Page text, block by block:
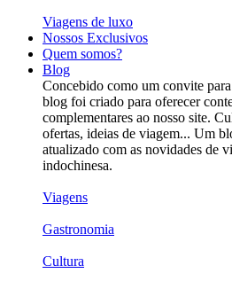
Viagens de luxo
Nossos Exclusivos
Quem somos?
Blog
Concebido como um convite
blog foi criado para oferecer
complementares ao nosso site.
ofertas, ideias de viagem... Um
atualizado com as novidades de
indochinesa.
Viagens
Gastronomia
Cultura